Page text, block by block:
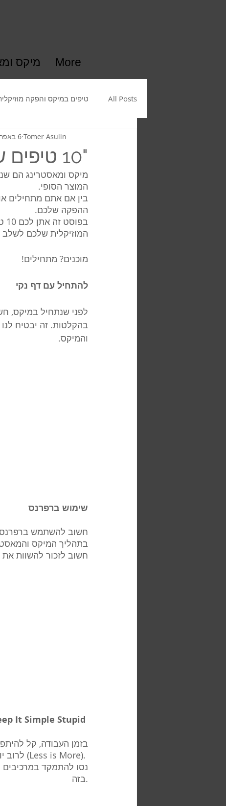
מיקס More
All Posts טיפים במיקס והפקה
"10 טיפים שימושיים למיקס ומאסטרינג"
Tomer Asulin 6 באפר׳ 2023
מיקס ומאסטרינג הם
המוצר הסופי.
בין אם אתם מתחילים
ההפקה שלכם.
המוזיקלית שלכם
מוכנים? מתחילים!
להתחיל עם דף נקי
לפני שנתחיל במיקס,
בהקלטות. זה יבטיח
והמיקס.
שימוש ברפרנס
חשוב להשתמש
בתהליך המיקס
חשוב לזכור להשוות
It Simple Stupid
בזמן העבודה, קל
לרוב יותר (Less is More).
נסו להתמקד
בזה.